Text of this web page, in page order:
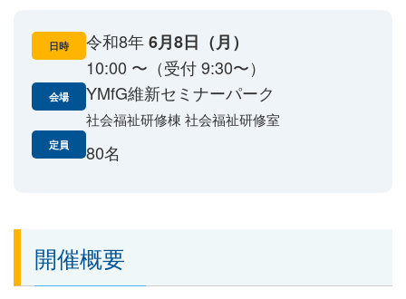
日時 令和8年6月8日（月）
10:00 〜（受付 9:30〜）
会場 YMfG維新セミナーパーク
社会福祉研修棟 社会福祉研修室
定員 80名
開催概要